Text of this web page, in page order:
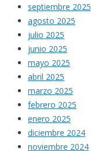
septiembre 2025
agosto 2025
julio 2025
junio 2025
mayo 2025
abril 2025
marzo 2025
febrero 2025
enero 2025
diciembre 2024
noviembre 2024